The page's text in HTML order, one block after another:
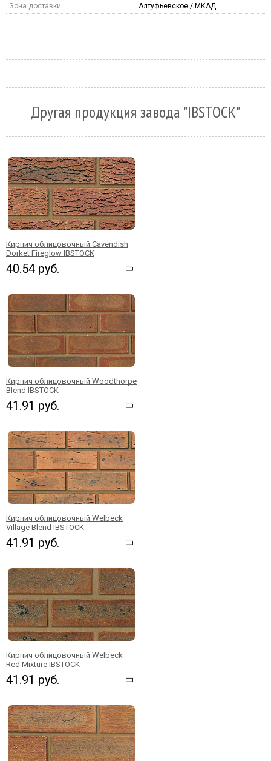
Зона доставки:
Алтуфьевское / МКАД
Другая продукция завода "IBSTOCK"
Кирпич облицовочный Cavendish
Dorket Fireglow IBSTOCK
40.54 руб.
Кирпич облицовочный Woodthorpe
Blend IBSTOCK
41.91 руб.
Кирпич облицовочный Welbeck
Village Blend IBSTOCK
41.91 руб.
Кирпич облицовочный Welbeck
Red Mixture IBSTOCK
41.91 руб.